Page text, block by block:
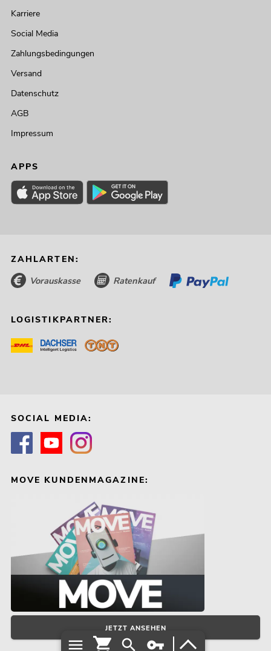
Karriere
Social Media
Zahlungsbedingungen
Versand
Datenschutz
AGB
Impressum
APPS
ZAHLARTEN:
Vorauskasse Ratenkauf
LOGISTIKPARTNER:
SOCIAL MEDIA:
MOVE KUNDENMAGAZINE:
JETZT ANSEHEN